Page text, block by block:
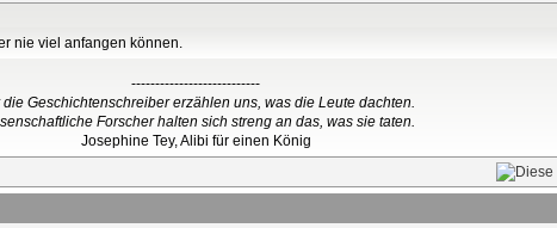
nie viel anfangen können.
---------------------------
die Geschichtenschreiber erzählen uns, was die Leute dachten.
Forscher halten sich streng an das, was sie taten.
Josephine Tey, Alibi für einen König